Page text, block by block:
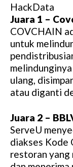
HackData
Juara 1 –
COVCHAIN
untuk
ulang,
atau diganti
Juara 2 –
ServeU
diakses Kode
restoran yang